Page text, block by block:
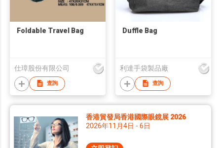
Foldable Travel Bag
仕璋股份有限公司
查詢
Duffle Bag
利達手袋製品廠
查詢
香港貿發局香港國際眼鏡展 2026
2026年11月4日 - 6日